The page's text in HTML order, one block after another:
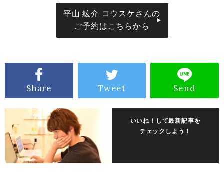
平山 紘介 コウスケさんの
ご予約はこちらから
Share Tweet Send
いいね！して最新記事を
チェックしよう！